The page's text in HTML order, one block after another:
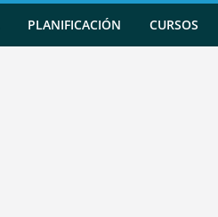
PLANIFICACIÓN CURSOS